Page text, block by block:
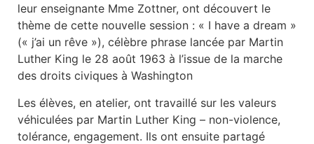
leur enseignante Mme Zottner, ont découvert le
thème de cette nouvelle session : « I have a dream »
(« j’ai un rêve »), célèbre phrase lancée par Martin
Luther King le 28 août 1963 à l’issue de la marche
des droits civiques à Washington
Les élèves, en atelier, ont travaillé sur les valeurs
véhiculées par Martin Luther King – non-violence,
tolérance, engagement. Ils ont ensuite partagé